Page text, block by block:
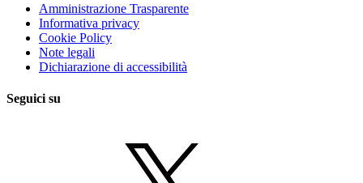
Amministrazione Trasparente
Informativa privacy
Cookie Policy
Note legali
Dichiarazione di accessibilità
Seguici su